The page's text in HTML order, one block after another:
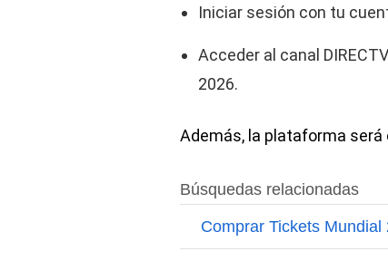
Iniciar sesión con tu
Acceder al canal
2026.
Además, la plataforma